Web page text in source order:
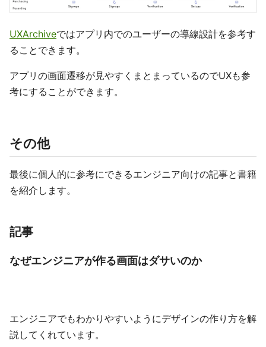
UXArchiveではアプリ内でのユーザーの導線設計を参考す
ることできます。
アプリの画面遷移が見やすくまとまっているのでUXも参
考にすることができます。
その他
最後に個人的に参考にできるエンジニア向けの記事と書籍
を紹介します。
記事
なぜエンジニアが作る画面はダサいのか
エンジニアでもわかりやすいようにデザインの作り方を解
説してくれています。